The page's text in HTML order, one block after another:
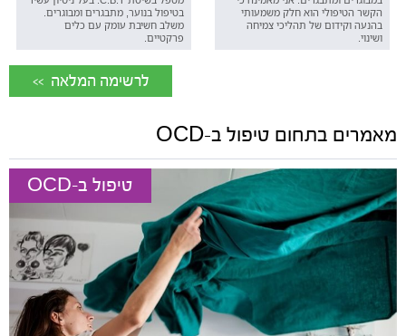
הקשר הטיפולי הוא חלק משמעותי
בהנעה וקידום של תהליכי צמיחה
ושינוי.
בטיפול בנוער, מתבגרים ומבוגרים.
משלב חשיבת עומק עם כלים
פרקטיים.
<< לרשימה המלאה
מאמרים בתחום טיפול ב-OCD
טיפול ב-OCD